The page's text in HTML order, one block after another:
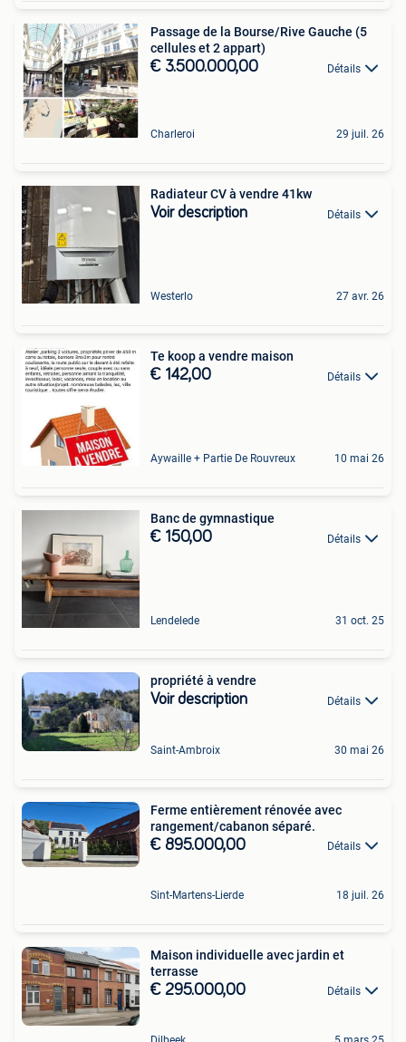
Passage de la Bourse/Rive Gauche (5
cellules et 2 appart)
€ 3.500.000,00 Détails
Charleroi 29 juil. 26
Radiateur CV à vendre 41kw
Voir description Détails
Westerlo 27 avr. 26
Te koop a vendre maison
€ 142,00 Détails
Aywaille + Partie De Rouvreux 10 mai 26
Banc de gymnastique
€ 150,00 Détails
Lendelede 31 oct. 25
propriété à vendre
Voir description Détails
Saint-Ambroix 30 mai 26
Ferme entièrement rénovée avec
rangement/cabanon séparé.
€ 895.000,00 Détails
Sint-Martens-Lierde 18 juil. 26
Maison individuelle avec jardin et
terrasse
€ 295.000,00 Détails